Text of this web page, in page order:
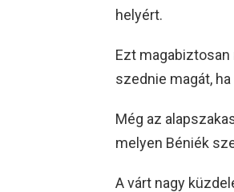
helyért.
Ezt magabiztosan
szednie magát,
Még az
melyen Béniék
A várt nagy